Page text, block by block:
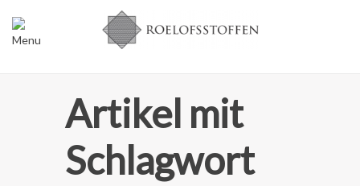
Artikel mit
Schlagwort